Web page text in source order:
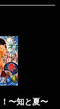
〜知と夏〜